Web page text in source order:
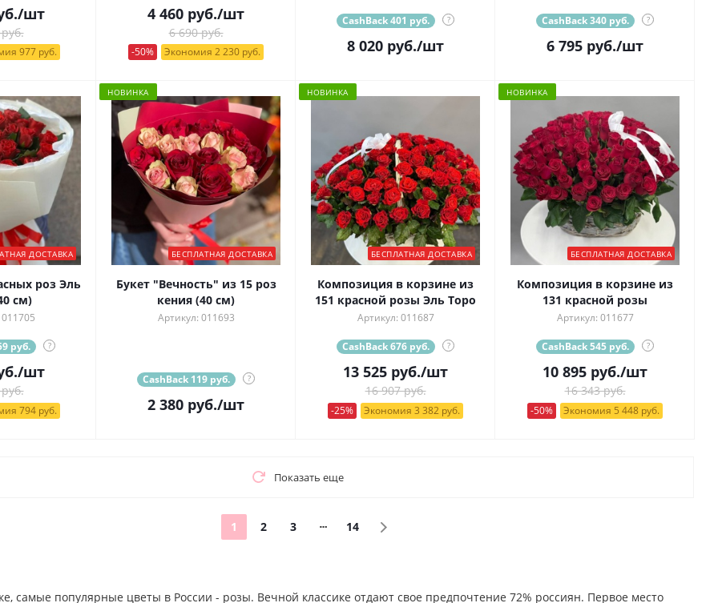
/шт
977 руб.
4 460 руб./шт
6 690 руб.
-50% Экономия 2 230 руб.
CashBack 401 руб. ?
8 020 руб./шт
CashBack 340 руб. ?
6 795 руб./шт
ДОСТАВКА
роз Эль
см)
руб. ?
/шт
794 руб.
НОВИНКА
БЕСПЛАТНАЯ ДОСТАВКА
Букет "Вечность" из 15 роз
кения (40 см)
Артикул: 011693
CashBack 119 руб. ?
2 380 руб./шт
НОВИНКА
БЕСПЛАТНАЯ ДОСТАВКА
Композиция в корзине из
151 красной розы Эль Торо
Артикул: 011687
CashBack 676 руб. ?
13 525 руб./шт
16 907 руб.
-25% Экономия 3 382 руб.
НОВИНКА
БЕСПЛАТНАЯ ДОСТАВКА
Композиция в корзине из
131 красной розы
Артикул: 011677
CashBack 545 руб. ?
10 895 руб./шт
16 343 руб.
-50% Экономия 5 448 руб.
Показать еще
1 2 3 14
самые популярные цветы в России - розы. Вечной классике отдают свое предпочтение 72% россиян. Первое место